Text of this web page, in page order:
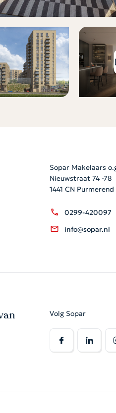
Sopar Makelaars
Nieuwstraat 74 -78
1441 CN Purmerend
0299-420097
info@sopar.nl
Volg Sopar